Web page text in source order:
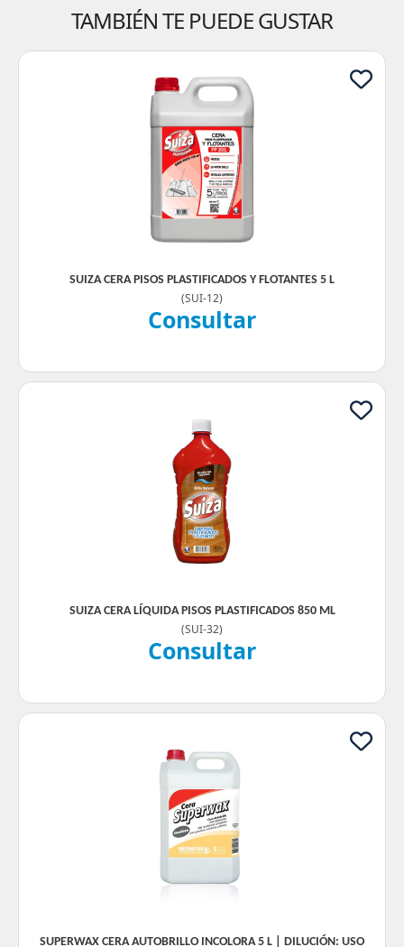
TAMBIÉN TE PUEDE GUSTAR
SUIZA CERA PISOS PLASTIFICADOS Y FLOTANTES 5 L
(SUI-12)
Consultar
SUIZA CERA LÍQUIDA PISOS PLASTIFICADOS 850 ML
(SUI-32)
Consultar
SUPERWAX CERA AUTOBRILLO INCOLORA 5 L | DILUCIÓN: USO